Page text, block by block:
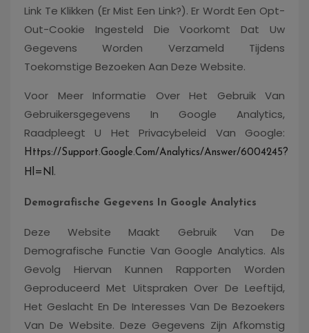
Link Te Klikken (er Mist Een Link?). Er Wordt Een Opt-
Out-Cookie Ingesteld Die Voorkomt Dat Uw
Gegevens Worden Verzameld Tijdens
Toekomstige Bezoeken Aan Deze Website.
Voor Meer Informatie Over Het Gebruik Van
Gebruikersgegevens In Google Analytics,
Raadpleegt U Het Privacybeleid Van Google:
Https://support.google.com/analytics/answer/6004245?
Hl=nl .
Demografische Gegevens In Google Analytics
Deze Website Maakt Gebruik Van De
Demografische Functie Van Google Analytics. Als
Gevolg Hiervan Kunnen Rapporten Worden
Geproduceerd Met Uitspraken Over De Leeftijd,
Het Geslacht En De Interesses Van De Bezoekers
Van De Website. Deze Gegevens Zijn Afkomstig